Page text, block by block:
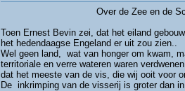
Over de Zee en de
Toen Ernest Bevin zei, dat het eiland
het hedendaagse Engeland er uit zou zien..
Wel geen land, wat van honger om kwam,
territoriale en verre wateren waren
dat het meeste van de vis, die wij ooit voor
De inkrimping van de visserij is groter dan